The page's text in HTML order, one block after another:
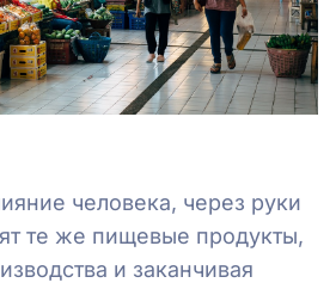
человека, через руки
те же пищевые продукты,
и заканчивая